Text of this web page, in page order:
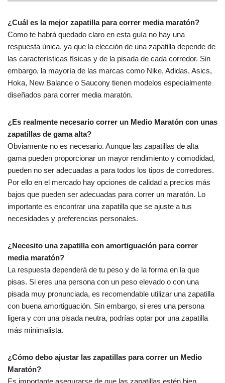
¿Cuál es la mejor zapatilla para correr media maratón?
Como te habrá quedado claro en esta guía no hay una
respuesta única, ya que la elección de una zapatilla depende de
las características físicas y de la pisada de cada corredor. Sin
embargo, la mayoría de las marcas como Nike, Adidas, Asics,
Hoka, New Balance o Saucony tienen modelos especialmente
diseñados para correr media maratón.
¿Es realmente necesario correr un Medio Maratón con unas
zapatillas de gama alta?
Obviamente no es necesario. Aunque las zapatillas de alta
gama pueden proporcionar un mayor rendimiento y comodidad,
pueden no ser adecuadas a para todos los tipos de corredores.
Por ello en el mercado hay opciones de calidad a precios más
bajos que pueden ser adecuadas para correr un maratón. Lo
importante es encontrar una zapatilla que se ajuste a tus
necesidades y preferencias personales.
¿Necesito una zapatilla con amortiguación para correr
media maratón?
La respuesta dependerá de tu peso y de la forma en la que
pisas. Si eres una persona con un peso elevado o con una
pisada muy pronunciada, es recomendable utilizar una zapatilla
con buena amortiguación. Sin embargo, si eres una persona
ligera y con una pisada neutra, podrías optar por una zapatilla
más minimalista.
¿Cómo debo ajustar las zapatillas para correr un Medio
Maratón?
Es importante asegurarse de que las zapatillas estén bien